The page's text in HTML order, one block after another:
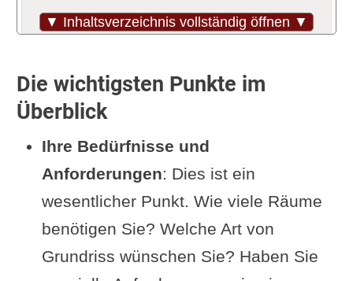
▼ Inhaltsverzeichnis vollständig öffnen ▼
Der Grundriss sollte Flexibilität
Hier gibt es den Bebauungsplan
Der Anteil der Eigenleistung
Achten Sie auf die Zinsbindung
Spannende Fakten rund ums
Fertighaus
Ergänzung oder Frage von dir?
Im Zusammenhang interessant
Die wichtigsten Punkte im
Überblick
Ihre Bedürfnisse und
Anforderungen: Dies ist ein
wesentlicher Punkt. Wie viele Räume
benötigen Sie? Welche Art von
Grundriss wünschen Sie? Haben Sie